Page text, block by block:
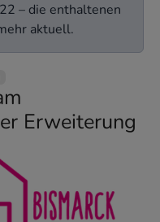
– die enthaltenen
aktuell.
Erweiterung